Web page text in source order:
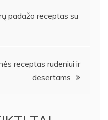
padažo receptas su
receptas rudeniui ir
desertams